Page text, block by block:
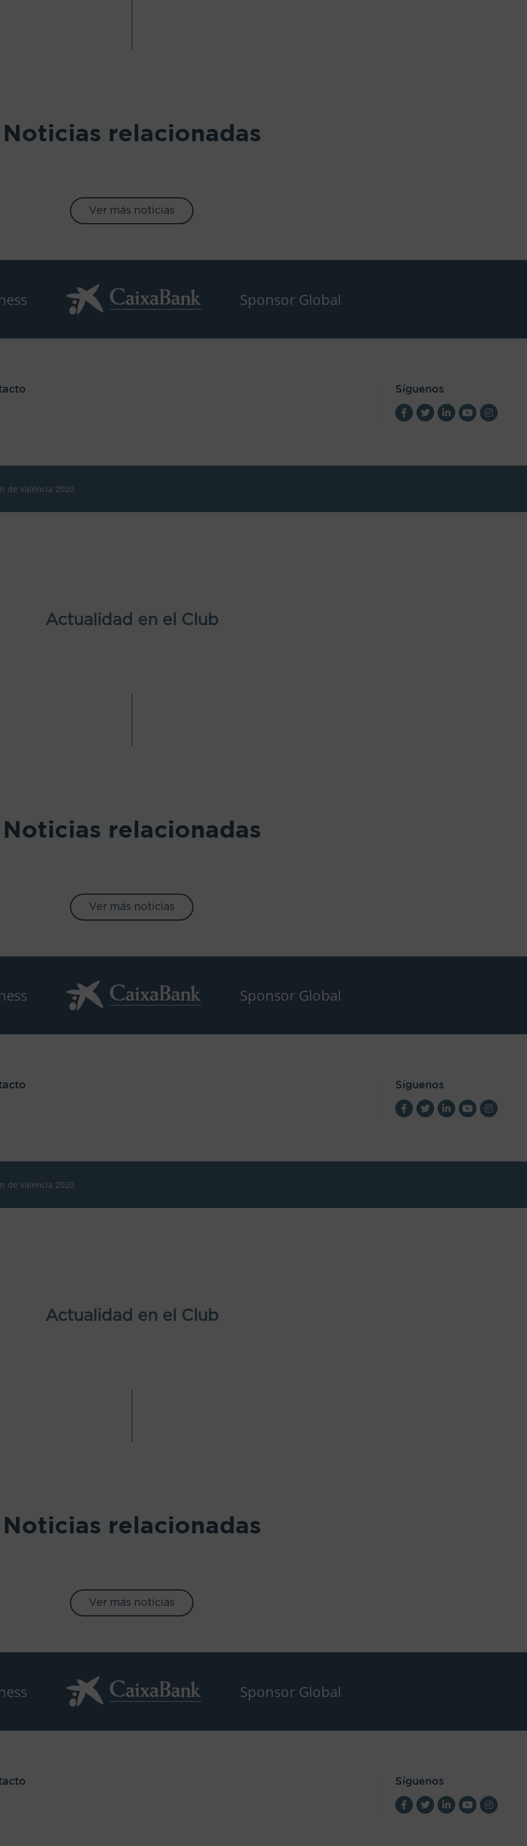
Noticias relacionadas
Ver más noticias
Sponsor Global
Síguenos
de València 2020
Actualidad en el Club
Noticias relacionadas
Ver más noticias
Sponsor Global
Síguenos
de València 2020
Actualidad en el Club
Noticias relacionadas
Ver más noticias
Sponsor Global
Síguenos